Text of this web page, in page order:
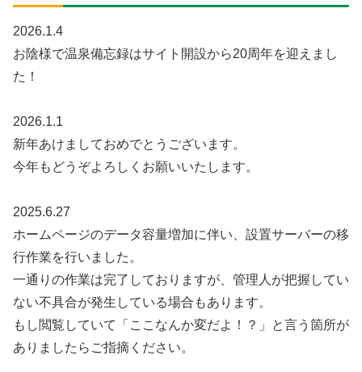
2026.1.4
お陰様で温泉備忘録はサイト開設から20周年を迎えまし
た！
2026.1.1
新年あけましておめでとうございます。
今年もどうぞよろしくお願いいたします。
2025.6.27
ホームページのデータ容量増加に伴い、設置サーバーの移
行作業を行いました。
一通りの作業は完了しておりますが、管理人が把握してい
ない不具合が発生している場合もあります。
もし閲覧していて「ここなんか変だよ！？」と言う箇所が
ありましたらご指摘ください。